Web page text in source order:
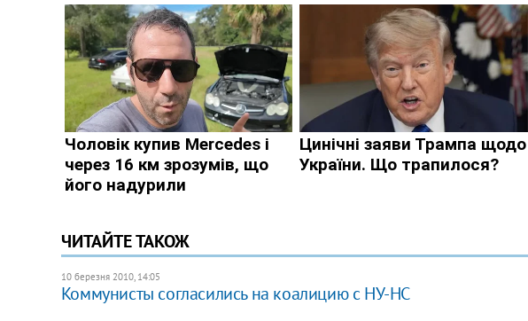
ЧИТАЙТЕ ТАКОЖ
10 березня 2010, 14:05
Коммунисты согласились на коалицию с НУ-НС